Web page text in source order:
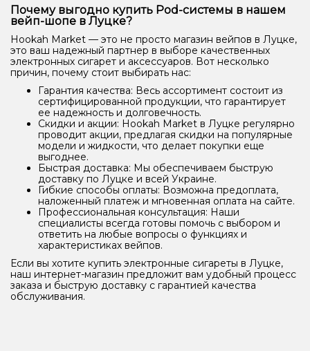
Почему выгодно купить Pod-системы в нашем
вейп-шопе в Луцке?
Hookah Market — это не просто магазин вейпов в Луцке,
это ваш надежный партнер в выборе качественных
электронных сигарет и аксессуаров. Вот несколько
причин, почему стоит выбирать нас:
Гарантия качества: Весь ассортимент состоит из
сертифицированной продукции, что гарантирует
ее надежность и долговечность.
Скидки и акции: Hookah Market в Луцке регулярно
проводит акции, предлагая скидки на популярные
модели и жидкости, что делает покупки еще
выгоднее.
Быстрая доставка: Мы обеспечиваем быструю
доставку по Луцке и всей Украине.
Гибкие способы оплаты: Возможна предоплата,
наложенный платеж и мгновенная оплата на сайте.
Профессиональная консультация: Наши
специалисты всегда готовы помочь с выбором и
ответить на любые вопросы о функциях и
характеристиках вейпов.
Если вы хотите купить электронные сигареты в Луцке,
наш интернет-магазин предложит вам удобный процесс
заказа и быструю доставку с гарантией качества
обслуживания.